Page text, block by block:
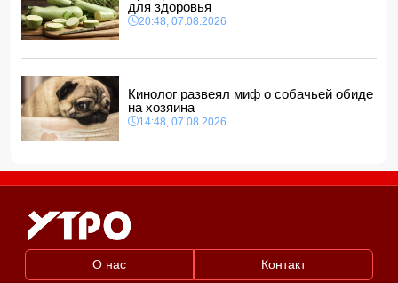
для здоровья
20:48, 07.08.2026
Кинолог развеял миф о собачьей обиде
на хозяина
14:48, 07.08.2026
О нас Контакт